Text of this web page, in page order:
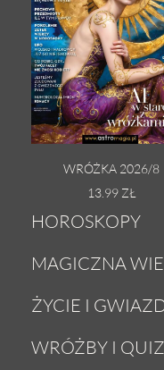
WRÓŻKA 2026/8
13.99 ZŁ
HOROSKOPY
Dzienny
Tygodniowy
MAGICZNA
Zodiak
Astrologia
ŻYCIE I
Gwiazdy
WRÓŻBY I